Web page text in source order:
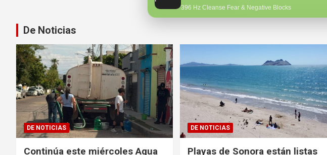
396 Hz Cleanse Fear & Negative Blocks
De Noticias
DE NOTICIAS
Continúa este miércoles Agua
DE NOTICIAS
Playas de Sonora están listas